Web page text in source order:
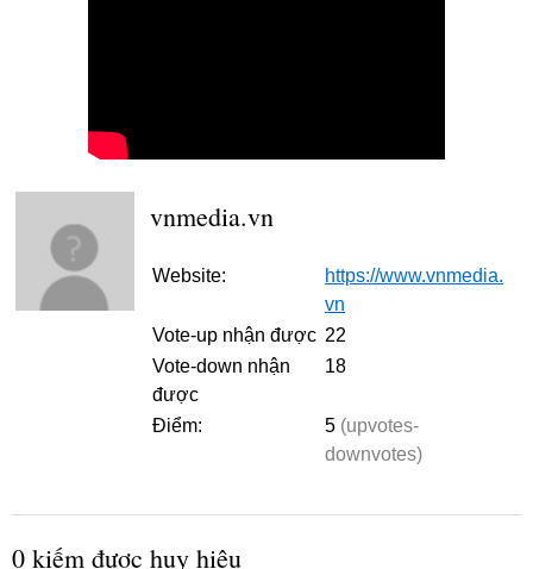
vnmedia.vn
Website:
https://www.vnmedia.
vn
Vote-up nhận được 22
Vote-down nhận
được
18
Điểm: 5 (upvotes-
downvotes)
0 kiếm được huy hiệu